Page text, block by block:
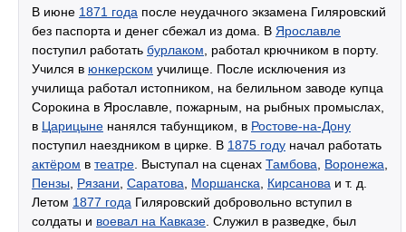
В июне 1871 года после неудачного экзамена Гиляровский
без паспорта и денег сбежал из дома. В Ярославле
поступил работать бурлаком , работал крючником в порту.
Учился в юнкерском училище. После исключения из
училища работал истопником, на белильном заводе купца
Сорокина в Ярославле, пожарным, на рыбных промыслах,
в Царицыне нанялся табунщиком, в Ростове-на-Дону
поступил наездником в цирке. В 1875 году начал работать
актёром в театре . Выступал на сценах Тамбова Воронежа
Пензы
Рязани Саратова Моршанска Кирсанова и т. д.
Летом 1877 года Гиляровский добровольно вступил в
солдаты и воевал на Кавказе . Служил в разведке, был